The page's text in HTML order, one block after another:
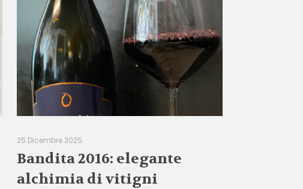
25 Dicembre 2025
Bandita 2016: elegante
alchimia di vitigni